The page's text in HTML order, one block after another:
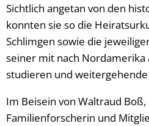
Sichtlich angetan von den
konnten sie so die
Schlimgen sowie die
seiner mit nach
studieren und
Im Beisein von Waltraud
Familienforscherin und